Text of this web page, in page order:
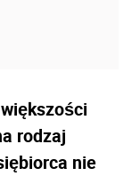
rodzaj
nie